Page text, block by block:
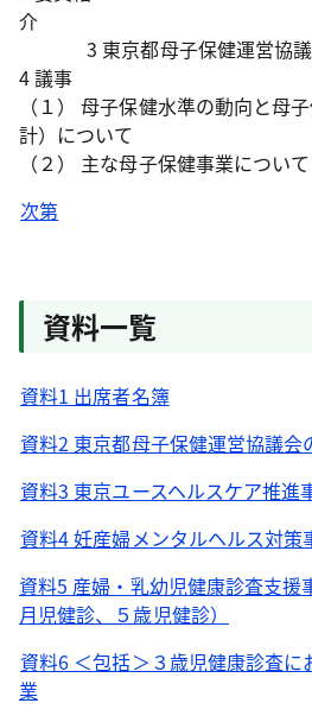
3 東京都母子保健運営協議
4 議事
（１） 母子保健水準の動向と母
計）について
（２） 主な母子保健事業について
次第
資料一覧
資料1 出席者名簿
資料2 東京都母子保健運営協議会
資料3 東京ユースヘルスケア推進
資料4 妊産婦メンタルヘルス対策
資料5 産婦・乳幼児健康診査支援
月児健診、５歳児健診）
資料6 ＜包括＞３歳児健康診査
業